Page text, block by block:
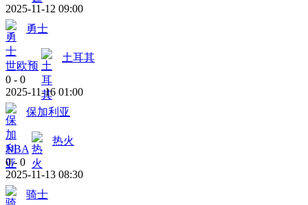
2025-11-12 09:00
勇士
世欧预
土耳其
0 - 0
2025-11-16 01:00
保加利亚
NBA
热火
0 - 0
2025-11-13 08:30
骑士